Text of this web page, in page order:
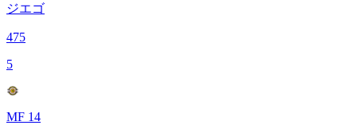
ジエゴ
475
5
MF 14